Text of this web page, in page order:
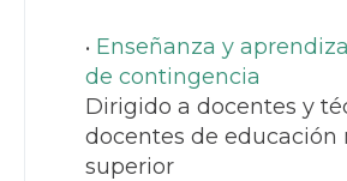
Enseñanza y
de contingencia
Dirigido a docentes y
docentes de educación
superior